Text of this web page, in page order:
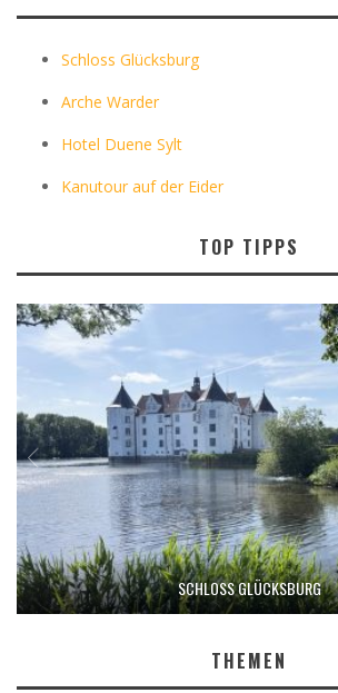
Schloss Glücksburg
Arche Warder
Hotel Duene Sylt
Kanutour auf der Eider
TOP TIPPS
SCHLOSS GLÜCKSBURG
THEMEN